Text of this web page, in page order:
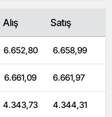
Alış Satış
6.652,80 6.658,99
6.661,09 6.661,97
4.343,73 4.344,31